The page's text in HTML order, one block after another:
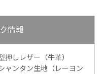
情報
押しレザー（牛革）
ャンタン生地（レーヨン